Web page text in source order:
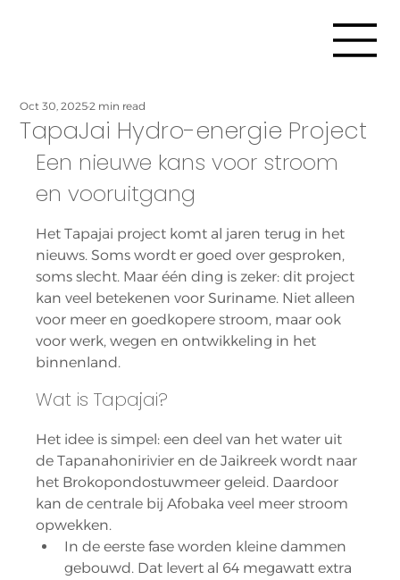
TapaJai Hydro-energie Project
Oct 30, 20252 min read
Een nieuwe kans voor stroom
en vooruitgang
Het Tapajai project komt al jaren terug in het
nieuws. Soms wordt er goed over gesproken,
soms slecht. Maar één ding is zeker: dit project
kan veel betekenen voor Suriname. Niet alleen
voor meer en goedkopere stroom, maar ook
voor werk, wegen en ontwikkeling in het
binnenland.
Wat is Tapajai?
Het idee is simpel: een deel van het water uit
de Tapanahonirivier en de Jaikreek wordt naar
het Brokopondostuwmeer geleid. Daardoor
kan de centrale bij Afobaka veel meer stroom
opwekken.
In de eerste fase worden kleine dammen
gebouwd. Dat levert al 64 megawatt extra